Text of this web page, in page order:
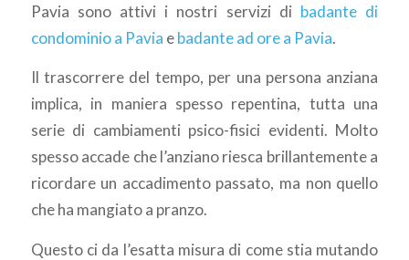
Pavia sono attivi i nostri servizi di badante di
condominio a Pavia ebadante ad ore a Pavia.
Il trascorrere del tempo, per una persona anziana
implica, in maniera spesso repentina, tutta una
serie di cambiamenti psico-fisici evidenti. Molto
spesso accade che l’anziano riesca brillantemente a
ricordare un accadimento passato, ma non quello
che ha mangiato a pranzo.
Questo ci da l’esatta misura di come stia mutando